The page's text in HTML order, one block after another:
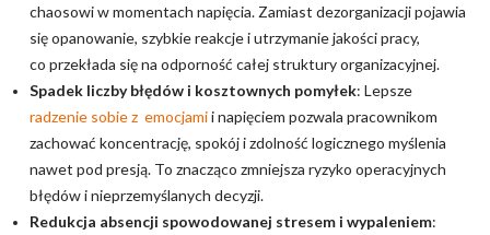
chaosowi w momentach napięcia. Zamiast dezorganizacji pojawia
się opanowanie, szybkie reakcje i utrzymanie jakości pracy,
co przekłada się na odporność całej struktury organizacyjnej.
Spadek liczby błędów i kosztownych pomyłek: Lepsze
radzenie sobie z emocjamii napięciem pozwala pracownikom
zachować koncentrację, spokój i zdolność logicznego myślenia
nawet pod presją. To znacząco zmniejsza ryzyko operacyjnych
błędów i nieprzemyślanych decyzji.
Redukcja absencji spowodowanej stresem i wypaleniem: